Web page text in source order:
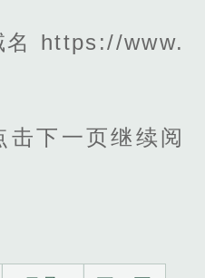
名 https://www.
击下一页继续阅